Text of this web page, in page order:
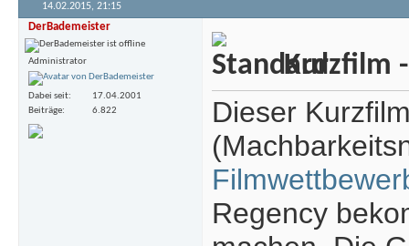
14.02.2015, 21:15
DerBademeister
Administrator
Dabei seit
17.04.2001
Beiträge
6.822
Kurzfilm -
Dieser
Regency